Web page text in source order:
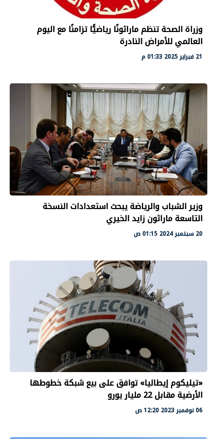
وزراة الصحة تنظم ماراثونًا رياضيًّا تزامنًا مع اليوم
العالمي للأمراض النادرة
21 فبراير 2025 01:33 م
وزير الشباب والرياضة يبحث استعدادات النسخة
التاسعة ماراثون زايد الخيري
20 سبتمبر 2024 01:15 ص
«تيليكوم إيطاليا» توافق على بيع شبكة خطوطها
الأرضية مقابل 22 مليار يورو
06 نوفمبر 2023 12:20 ص